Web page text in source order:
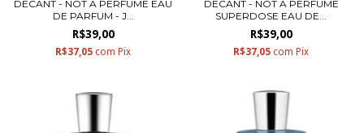
DECANT - NOT A PERFUME EAU
DE PARFUM - J...
R$39,00
R$37,05 com Pix
DECANT - NOT A PERFUME
SUPERDOSE EAU DE...
R$39,00
R$37,05 com Pix